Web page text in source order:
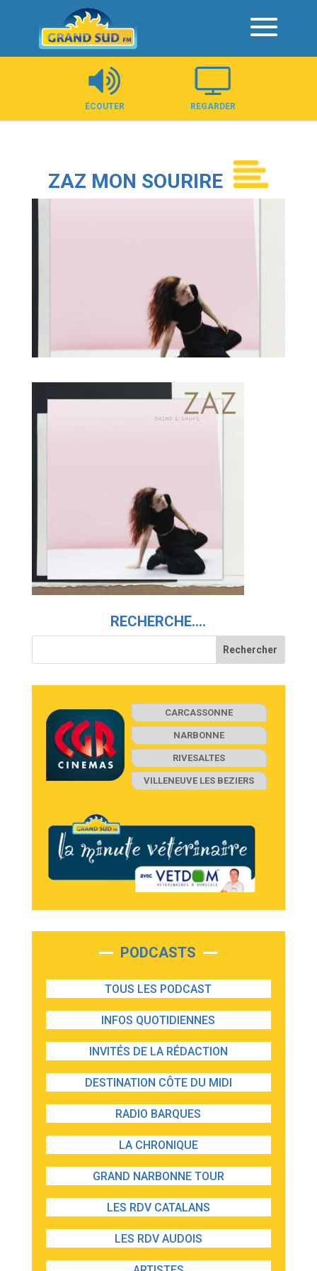
Panneau de gestion des cookies
ÉCOUTER REGARDER
ZAZ MON SOURIRE
RECHERCHE….
CARCASSONNE
NARBONNE
RIVESALTES
VILLENEUVE LES BEZIERS
PODCASTS
TOUS LES PODCAST
INFOS QUOTIDIENNES
INVITÉS DE LA RÉDACTION
DESTINATION CÔTE DU MIDI
RADIO BARQUES
LA CHRONIQUE
GRAND NARBONNE TOUR
LES RDV CATALANS
LES RDV AUDOIS